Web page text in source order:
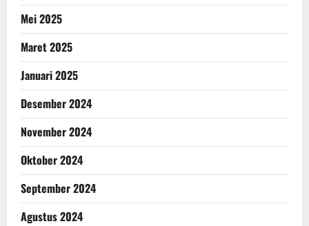
Mei 2025
Maret 2025
Januari 2025
Desember 2024
November 2024
Oktober 2024
September 2024
Agustus 2024